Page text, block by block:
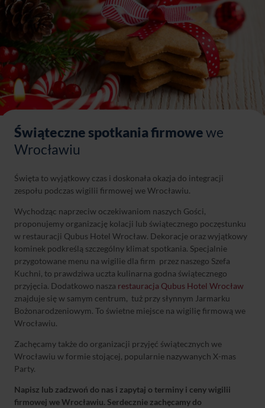
Świąteczne spotkania firmowewe
Wrocławiu
Święta to wyjątkowy czas i doskonała okazja do integracji
zespołu podczas wigilii firmowej we Wrocławiu.
Wychodząc naprzeciw oczekiwaniom naszych Gości,
proponujemy organizację kolacji lub świątecznego poczęstunku
w restauracji Qubus Hotel Wrocław. Dekoracje oraz wyjątkowy
kominek podkreślą szczególny klimat spotkania. Specjalnie
przygotowane menu na wigilie dla firm przez naszego Szefa
Kuchni, to prawdziwa uczta kulinarna godna świątecznego
przyjęcia. Dodatkowo nasza restauracja Qubus Hotel Wrocław
znajduje się w samym centrum, tuż przy słynnym Jarmarku
Bożonarodzeniowym. To świetne miejsce na wigilię firmową we
Wrocławiu.
Zachęcamy także do organizacji przyjęć świątecznych we
Wrocławiu w formie stojącej, popularnie nazywanych X-mas
Party.
Napisz lub zadzwoń do nas i zapytaj o terminy i ceny wigilii
firmowej we Wrocławiu. Serdecznie zachęcamy do